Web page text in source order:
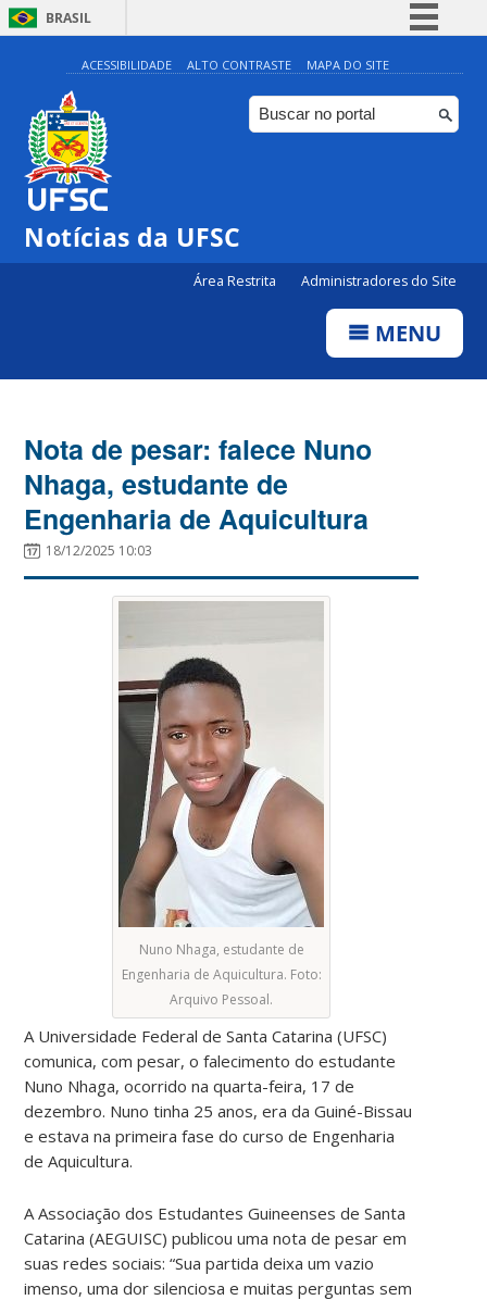
BRASIL
Simplifique!
Comunica BR
Participe
ACESSIBILIDADE ALTO CONTRASTE MAPA DO SITE
Notícias da UFSC
Área Restrita Administradores do Site
MENU
Nota de pesar: falece Nuno
Nhaga, estudante de
Engenharia de Aquicultura
18/12/2025 10:03
Nuno Nhaga, estudante de
Engenharia de Aquicultura. Foto:
Arquivo Pessoal.
A Universidade Federal de Santa Catarina (UFSC)
comunica, com pesar, o falecimento do estudante
Nuno Nhaga, ocorrido na quarta-feira, 17 de
dezembro. Nuno tinha 25 anos, era da Guiné-Bissau
e estava na primeira fase do curso de Engenharia
de Aquicultura.
A Associação dos Estudantes Guineenses de Santa
Catarina (AEGUISC) publicou uma nota de pesar em
suas redes sociais: “Sua partida deixa um vazio
imenso, uma dor silenciosa e muitas perguntas sem